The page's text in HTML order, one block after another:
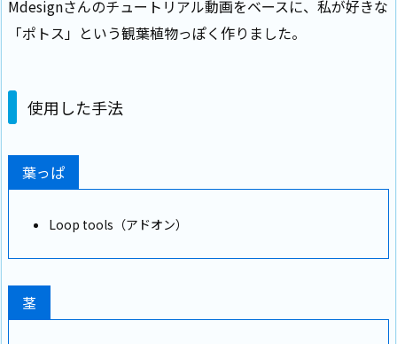
Mdesignさんのチュートリアル動画をベースに、私が好きな
「ポトス」という観葉植物っぽく作りました。
使用した手法
葉っぱ
Loop tools（アドオン）
茎